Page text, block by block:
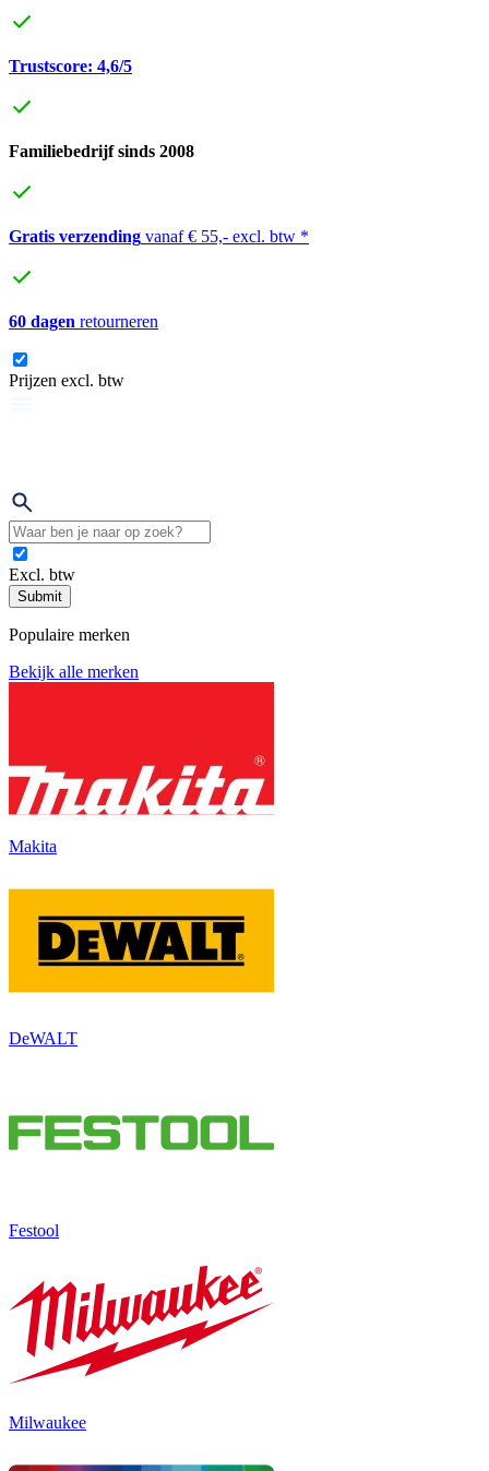
Trustscore: 4,6/5
Familiebedrijf sinds 2008
Gratis verzending vanaf € 55,- excl. btw *
60 dagen retourneren
Prijzen excl. btw
Excl. btw
Submit
Populaire merken
Bekijk alle merken
Makita
DeWALT
Festool
Milwaukee